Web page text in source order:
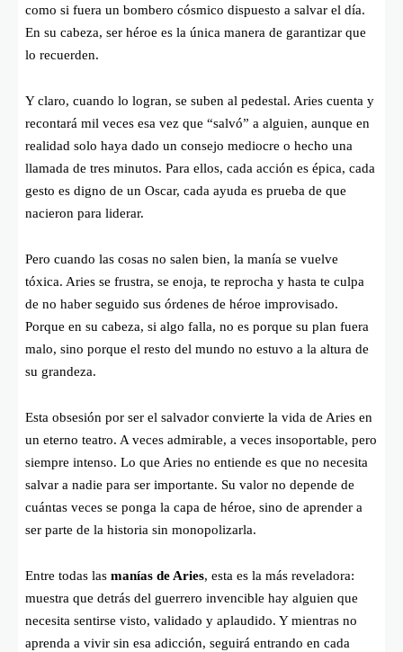
como si fuera un bombero cósmico dispuesto a salvar el día.
En su cabeza, ser héroe es la única manera de garantizar que
lo recuerden.
Y claro, cuando lo logran, se suben al pedestal. Aries cuenta y
recontará mil veces esa vez que “salvó” a alguien, aunque en
realidad solo haya dado un consejo mediocre o hecho una
llamada de tres minutos. Para ellos, cada acción es épica, cada
gesto es digno de un Oscar, cada ayuda es prueba de que
nacieron para liderar.
Pero cuando las cosas no salen bien, la manía se vuelve
tóxica. Aries se frustra, se enoja, te reprocha y hasta te culpa
de no haber seguido sus órdenes de héroe improvisado.
Porque en su cabeza, si algo falla, no es porque su plan fuera
malo, sino porque el resto del mundo no estuvo a la altura de
su grandeza.
Esta obsesión por ser el salvador convierte la vida de Aries en
un eterno teatro. A veces admirable, a veces insoportable, pero
siempre intenso. Lo que Aries no entiende es que no necesita
salvar a nadie para ser importante. Su valor no depende de
cuántas veces se ponga la capa de héroe, sino de aprender a
ser parte de la historia sin monopolizarla.
Entre todas las manías de Aries, esta es la más reveladora:
muestra que detrás del guerrero invencible hay alguien que
necesita sentirse visto, validado y aplaudido. Y mientras no
aprenda a vivir sin esa adicción, seguirá entrando en cada